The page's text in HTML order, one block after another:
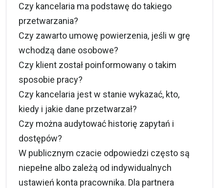
Czy kancelaria ma podstawę do takiego
przetwarzania?
Czy zawarto umowę powierzenia, jeśli w grę
wchodzą dane osobowe?
Czy klient został poinformowany o takim
sposobie pracy?
Czy kancelaria jest w stanie wykazać, kto,
kiedy i jakie dane przetwarzał?
Czy można audytować historię zapytań i
dostępów?
W publicznym czacie odpowiedzi często są
niepełne albo zależą od indywidualnych
ustawień konta pracownika. Dla partnera